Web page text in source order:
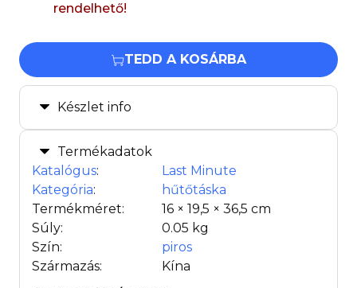
rendelhető!
TEDD A KOSÁRBA
Készlet info
Termékadatok
Katalógus:
Last Minute
Kategória:
hűtőtáska
Termékméret:
16 × 19,5 × 36,5 cm
Súly:
0.05 kg
Szín:
piros
Származás:
Kína